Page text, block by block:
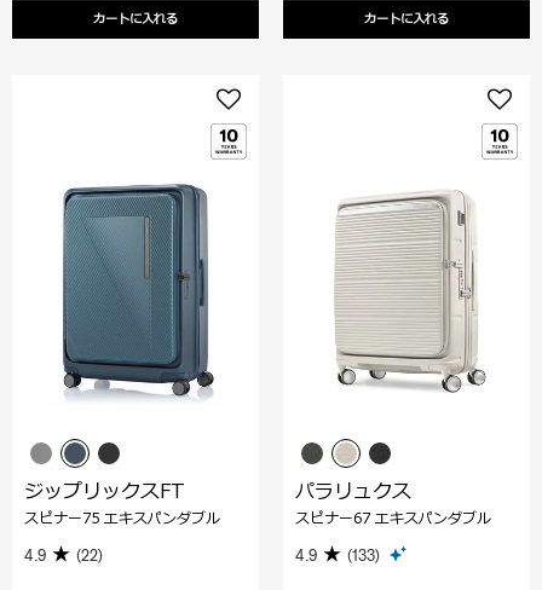
カートに入れる カートに入れる
ジップリックスFT
スピナー75 エキスパンダブル
4.9 (22)
パラリュクス
スピナー67 エキスパンダブル
4.9 (133)